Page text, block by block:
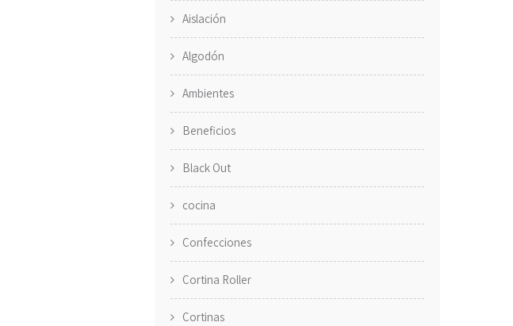
Aislación
Algodón
Ambientes
Beneficios
Black Out
cocina
Confecciones
Cortina Roller
Cortinas